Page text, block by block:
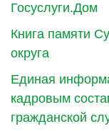
Госуслуги.Дом
Книга памяти
округа
Единая
кадровым
гражданской